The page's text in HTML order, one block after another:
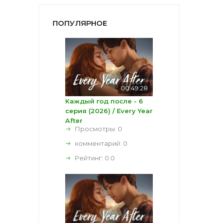
ПОПУЛЯРНОЕ
00:49:28
Каждый год после - 6
серия (2026) / Every Year
After
Просмотры: 0
комментарий: 0
Рейтинг: 0.0